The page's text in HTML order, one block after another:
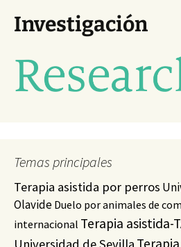
Investigación
Temas principales
Terapia asistida por perros
Olavide Duelo por animales de
internacional Terapia asistida-
Universidad de Sevilla